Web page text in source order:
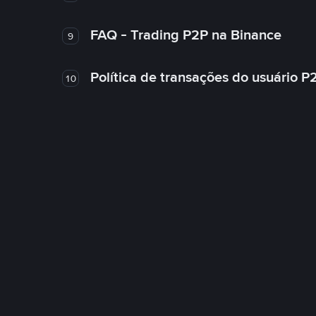
9 FAQ - Trading P2P na Binance
10 Política de transações do usuário